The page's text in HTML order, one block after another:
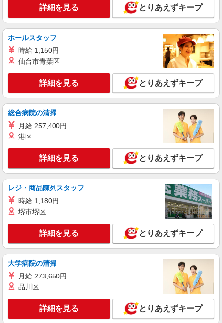
時給1,150円
北浦和はっぴー保育園 （埼玉県さいたま市浦
和区元町2ｰ153ｰ18) ※オープン前は、近隣事業所
（保育園・幼稚園）で研修勤務可能です。
キープ 詳細を見る
パート
株式会社若菜
介護老人保健施設での調理補助
介護老人保健施設 ファインハイム （埼玉県
さいたま市桜区宿372-1）
キープ 詳細を見る
契約社員
株式会社若菜
介護老人保健施設での調理スタッフ
時給1,250円〜1,400円 ※経験による
介護老人保健施設 ファインハイム （埼玉県
さいたま市桜区宿372-1）
キープ 詳細を見る
アルバイト
SORA to 大地 山田鶏屋
鳥料理専門店でのキッチンスタッフ
時給1,200円〜 ■深夜手当あり 22時以降時給
詳細を見る とりあえずキープ
ホールスタッフ
時給 1,150円
仙台市青葉区
詳細を見る とりあえずキープ
総合病院の清掃
月給 257,400円
港区
詳細を見る とりあえずキープ
レジ・商品陳列スタッフ
時給 1,180円
堺市堺区
詳細を見る とりあえずキープ
大学病院の清掃
月給 273,650円
品川区
詳細を見る とりあえずキープ